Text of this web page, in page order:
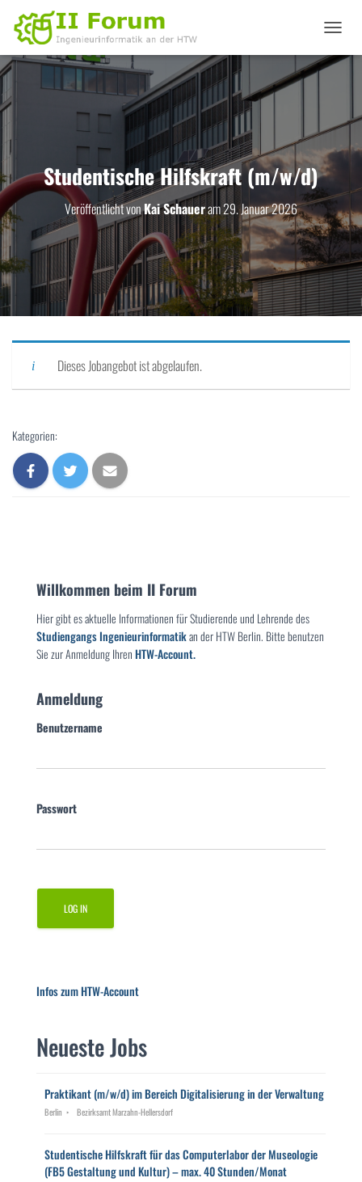
A
T
I
N
U
M
S
C
H
A
L
T
E
Studentische Hilfskraft (m/w/d)
Veröffentlicht vonKai Schaueram29. Januar 2026
Dieses Jobangebot ist abgelaufen.
Kategorien:
Willkommen beim II Forum
Hier gibt es aktuelle Informationen für Studierende und Lehrende des
Studiengangs Ingenieurinformatikan der HTW Berlin. Bitte benutzen
Sie zur Anmeldung IhrenHTW-Account.
Anmeldung
Benutzername
Passwort
Infos zum HTW-Account
Neueste Jobs
Praktikant (m/w/d) im Bereich Digitalisierung in der Verwaltung
Berlin Bezirksamt Marzahn-Hellersdorf
Studentische Hilfskraft für das Computerlabor der Museologie
(FB5 Gestaltung und Kultur) – max. 40 Stunden/Monat